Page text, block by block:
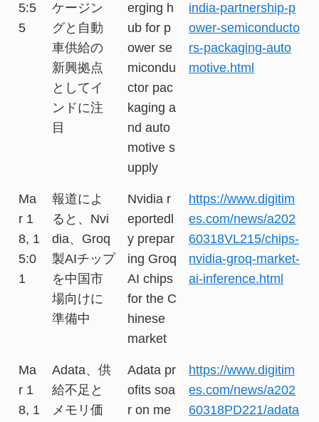
5:5
5
ケージン
グと自動
車供給の
新興拠点
としてイ
ンドに注
目
erging h
ub for p
ower se
micondu
ctor pac
kaging a
nd auto
motive s
upply
india-partnership-p
ower-semiconducto
rs-packaging-auto
motive.html
Ma
r 1
8, 1
5:0
1
報道によ
ると、Nvi
dia、Groq
製AIチップ
を中国市
場向けに
準備中
Nvidia r
eportedl
y prepar
ing Groq
AI chips
for the C
hinese
market
https://www.digitim
es.com/news/a202
60318VL215/chips-
nvidia-groq-market-
ai-inference.html
Ma
r 1
8, 1
Adata、供
給不足と
メモリ価
Adata pr
ofits soa
r on me
https://www.digitim
es.com/news/a202
60318PD221/adata